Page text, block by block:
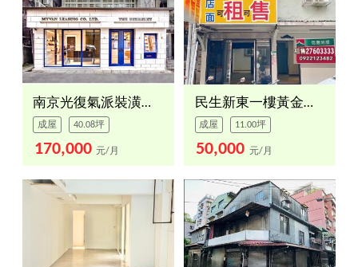
南京光復氣派裝潢金店面
成屋 40.08坪
170,000 元/月
民生新東一樓黃金店面Ｂ
成屋 11.00坪
50,000 元/月